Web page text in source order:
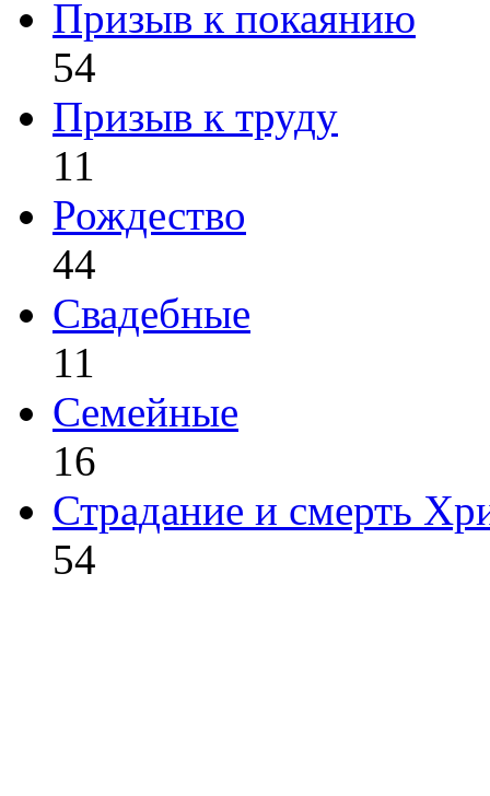
Призыв к покаянию
54
Призыв к труду
11
Рождество
44
Свадебные
11
Семейные
16
Страдание и смерть
54